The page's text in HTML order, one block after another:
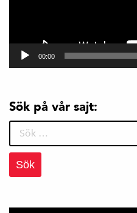
00:00
Sök på vår sajt:
Sök
efter: